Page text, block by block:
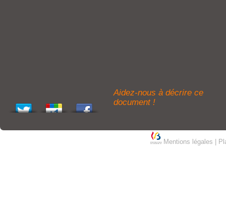
Aidez-nous à décrire ce
document !
Mentions légales